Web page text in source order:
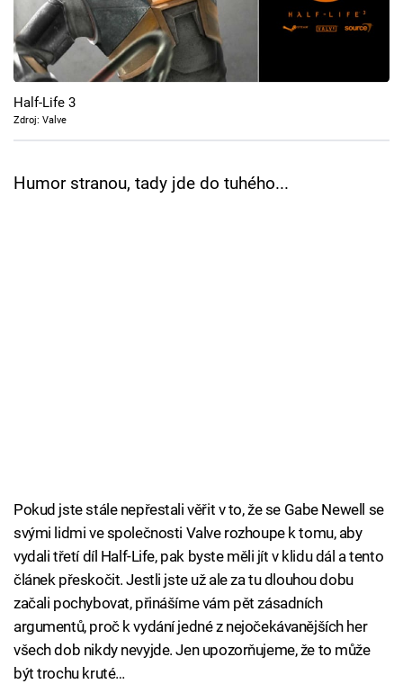
Cool Esport
Pořady
TV Program
Half-Life 3
Zdroj: Valve
Humor stranou, tady jde do tuhého...
Pokud jste stále nepřestali věřit v to, že se Gabe Newell se
svými lidmi ve společnosti Valve rozhoupe k tomu, aby
vydali třetí díl Half-Life, pak byste měli jít v klidu dál a tento
článek přeskočit. Jestli jste už ale za tu dlouhou dobu
začali pochybovat, přinášíme vám pět zásadních
argumentů, proč k vydání jedné z nejočekávanějších her
všech dob nikdy nevyjde. Jen upozorňujeme, že to může
být trochu kruté…